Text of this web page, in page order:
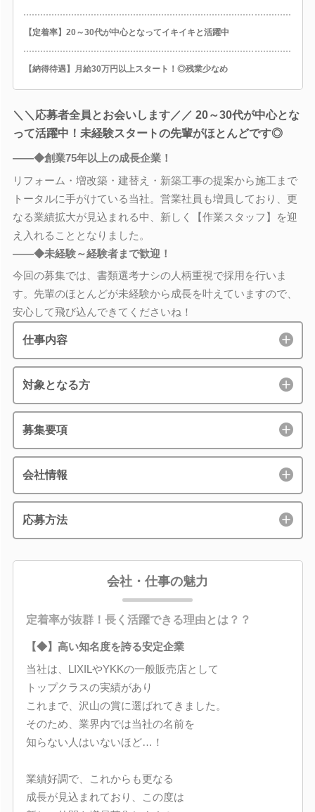
【定着率】20～30代が中心となってイキイキと活躍中
【納得待遇】月給30万円以上スタート！◎残業少なめ
＼＼応募者全員とお会いします／／ 20～30代が中心とな
って活躍中！未経験スタートの先輩がほとんどです◎
――◆創業75年以上の成長企業！
リフォーム・増改築・建替え・新築工事の提案から施工まで
トータルに手がけている当社。営業社員も増員しており、更
なる業績拡大が見込まれる中、新しく【作業スタッフ】を迎
え入れることとなりました。
――◆未経験～経験者まで歓迎！
今回の募集では、書類選考ナシの人柄重視で採用を行いま
す。先輩のほとんどが未経験から成長を叶えていますので、
安心して飛び込んできてくださいね！
仕事内容
対象となる方
募集要項
会社情報
応募方法
会社・仕事の魅力
定着率が抜群！長く活躍できる理由とは？？
【◆】高い知名度を誇る安定企業
当社は、LIXILやYKKの一般販売店として
トップクラスの実績があり
これまで、沢山の賞に選ばれてきました。
そのため、業界内では当社の名前を
知らない人はいないほど…！
業績好調で、これからも更なる
成長が見込まれており、この度は